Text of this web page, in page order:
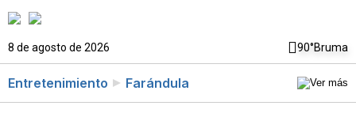
8 de agosto de 2026 90°Bruma
Entretenimiento Farándula